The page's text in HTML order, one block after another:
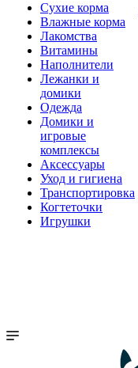
Сухие корма
Влажные корма
Лакомства
Витамины
Наполнители
Лежанки и
домики
Одежда
Домики и
игровые
комплексы
Аксессуары
Уход и гигиена
Транспортировка
Когтеточки
Игрушки